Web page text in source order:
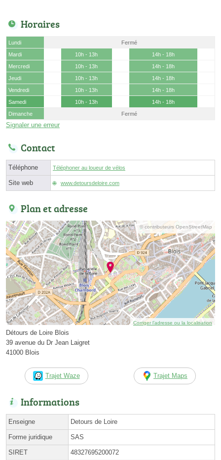
Horaires
Lundi
Fermé
Mardi
10h - 13h
14h - 18h
Mercredi
10h - 13h
14h - 18h
Jeudi
10h - 13h
14h - 18h
Vendredi
10h - 13h
14h - 18h
Samedi
10h - 13h
14h - 18h
Dimanche
Fermé
Signaler une erreur
Contact
Téléphone Téléphoner au loueur de vélos
Site web www.detoursdeloire.com
Plan et adresse
© contributeurs OpenStreetMap
Corriger l’adresse ou la localisation
Détours de Loire Blois
39 avenue du Dr Jean Laigret
41000 Blois
Trajet Waze Trajet Maps
Informations
Enseigne Detours de Loire
Forme juridique SAS
SIRET 48327695200072